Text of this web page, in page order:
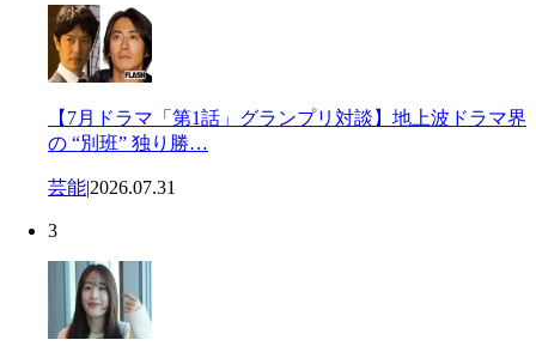
【7月ドラマ「第1話」グランプリ対談】地上波ドラマ界
の “別班” 独り勝…
芸能|2026.07.31
3